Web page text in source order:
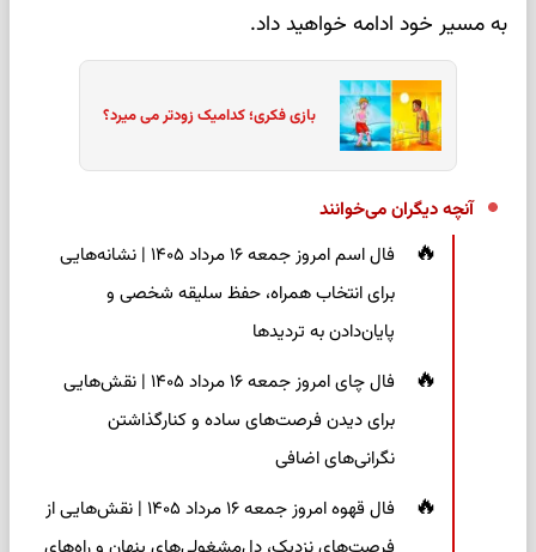
به مسیر خود ادامه خواهید داد.
بازی فکری؛ کدامیک زودتر می میرد؟
آنچه دیگران می‌خوانند
فال اسم امروز جمعه ۱۶ مرداد ۱۴۰۵ | نشانه‌هایی
برای انتخاب همراه، حفظ سلیقه شخصی و
پایان‌دادن به تردیدها
فال چای امروز جمعه ۱۶ مرداد ۱۴۰۵ | نقش‌هایی
برای دیدن فرصت‌های ساده و کنارگذاشتن
نگرانی‌های اضافی
فال قهوه امروز جمعه ۱۶ مرداد ۱۴۰۵ | نقش‌هایی از